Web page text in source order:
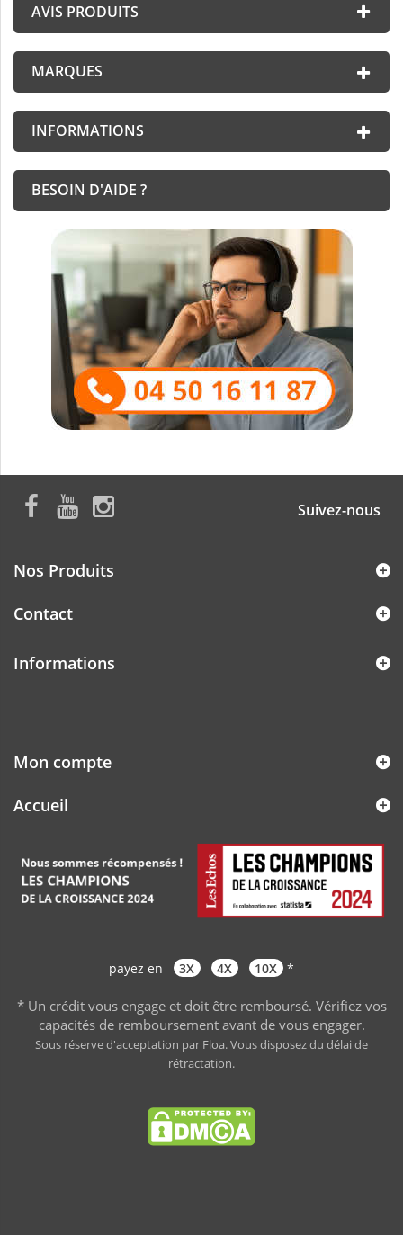
AVIS PRODUITS
MARQUES
INFORMATIONS
BESOIN D'AIDE ?
Suivez-nous
Nos Produits
Contact
Informations
Mon compte
Accueil
payez en 3X 4X 10X *
* Un crédit vous engage et doit être remboursé. Vérifiez vos
capacités de remboursement avant de vous engager.
Sous réserve d'acceptation par Floa. Vous disposez du délai de
rétractation.